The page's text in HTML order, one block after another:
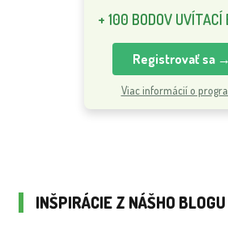
+ 100 BODOV UVÍTACÍ
Registrovať sa →
Viac informácií o
INŠPIRÁCIE Z NÁŠHO BLOGU